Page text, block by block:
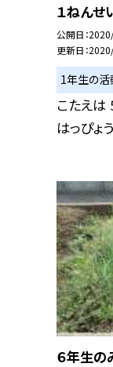
１ねんせ
公開日
更新日
1年生の活
こたえは
はっぴょ
６年生の